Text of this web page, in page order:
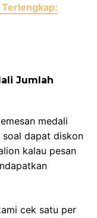
Jumlah
medali
soal dapat diskon
kalau pesan
cek satu per